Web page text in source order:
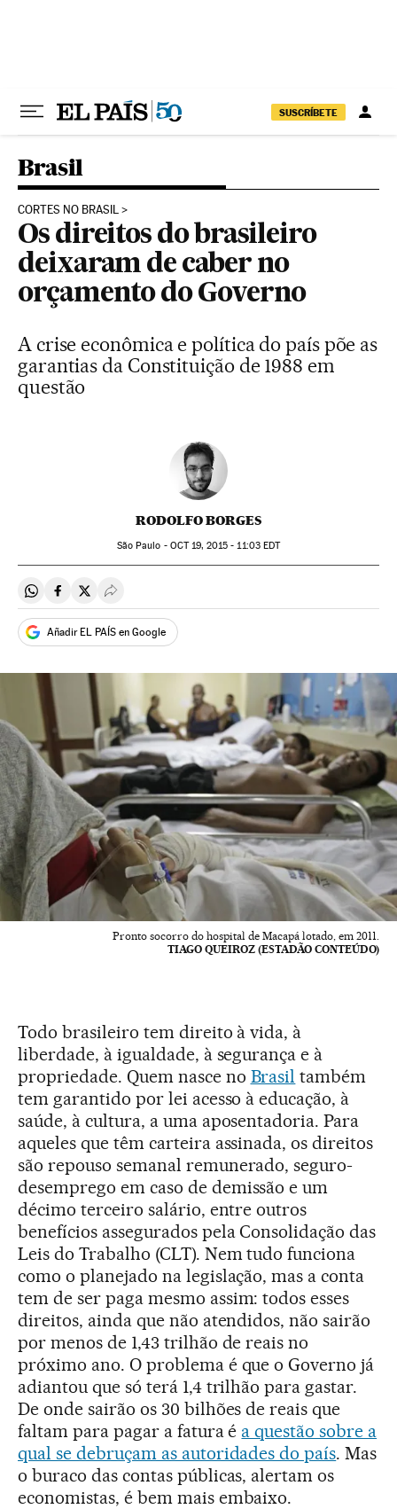
SUSCRÍBETE
Brasil
CORTES NO BRASIL
Os direitos do brasileiro
deixaram de caber no
orçamento do Governo
A crise econômica e política do país põe as
garantias da Constituição de 1988 em
questão
RODOLFO BORGES
São Paulo - OCT19, 2015 - 11:03EDT
Compartir en Whatsapp
Compartir en Facebook
Compartir en Twitter
Desplegar Redes Sociales
Añadir EL PAÍS en Google
Pronto socorro do hospital de Macapá lotado, em 2011.
TIAGO QUEIROZ (ESTADÃO CONTEÚDO)
Todo brasileiro tem direito à vida, à
liberdade, à igualdade, à segurança e à
propriedade. Quem nasce no Brasil também
tem garantido por lei acesso à educação, à
saúde, à cultura, a uma aposentadoria. Para
aqueles que têm carteira assinada, os direitos
são repouso semanal remunerado, seguro-
desemprego em caso de demissão e um
décimo terceiro salário, entre outros
benefícios assegurados pela Consolidação das
Leis do Trabalho (CLT). Nem tudo funciona
como o planejado na legislação, mas a conta
tem de ser paga mesmo assim: todos esses
direitos, ainda que não atendidos, não sairão
por menos de 1,43 trilhão de reais no
próximo ano. O problema é que o Governo já
adiantou que só terá 1,4 trilhão para gastar.
De onde sairão os 30 bilhões de reais que
faltam para pagar a fatura é a questão sobre a
qual se debruçam as autoridades do país. Mas
o buraco das contas públicas, alertam os
economistas, é bem mais embaixo.